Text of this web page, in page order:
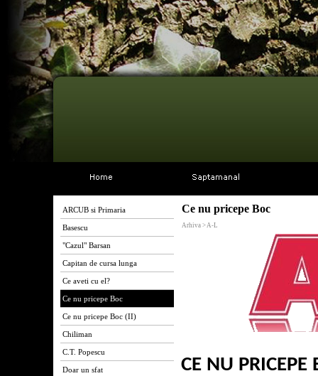
ARCUB si Primaria
Basescu
"Cazul" Barsan
Capitan de cursa lunga
Ce aveti cu el?
Ce nu pricepe Boc
Ce nu pricepe Boc (II)
Chiliman
C.T. Popescu
Doar un sfat
Ce nu pricepe Boc
Arhiva > A-L
CE NU PRICEPE